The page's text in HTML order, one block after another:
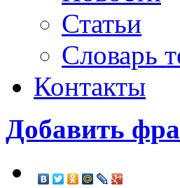
Статьи
Словарь
Контакты
Добавить